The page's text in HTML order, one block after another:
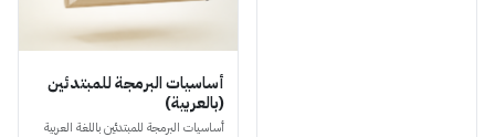
أساسيات البرمجة للمبتدئين
(بالعربية)
أساسيات البرمجة للمبتدئين باللغة العربية